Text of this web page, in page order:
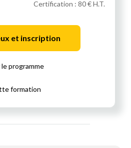
Certification :80 € H.T.
et inscription
programme
formation